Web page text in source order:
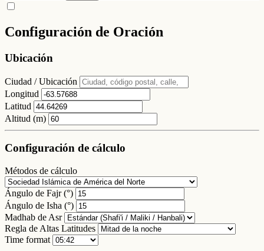
Configuración de Oración
Ubicación
Ciudad / Ubicación
Longitud
Latitud
Altitud (m)
Configuración de cálculo
Métodos de cálculo
Ángulo de Fajr (°)
Ángulo de Isha (°)
Madhab de Asr
Regla de Altas Latitudes
Time format